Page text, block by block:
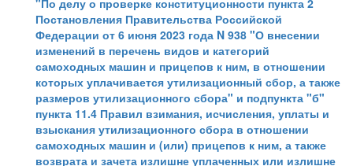
"По делу о проверке конституционности пункта 2
Постановления Правительства Российской
Федерации от 6 июня 2023 года N 938 "О внесении
изменений в перечень видов и категорий
самоходных машин и прицепов к ним, в отношении
которых уплачивается утилизационный сбор, а также
размеров утилизационного сбора" и подпункта "б"
пункта 11.4 Правил взимания, исчисления, уплаты и
взыскания утилизационного сбора в отношении
самоходных машин и (или) прицепов к ним, а также
возврата и зачета излишне уплаченных или излишне